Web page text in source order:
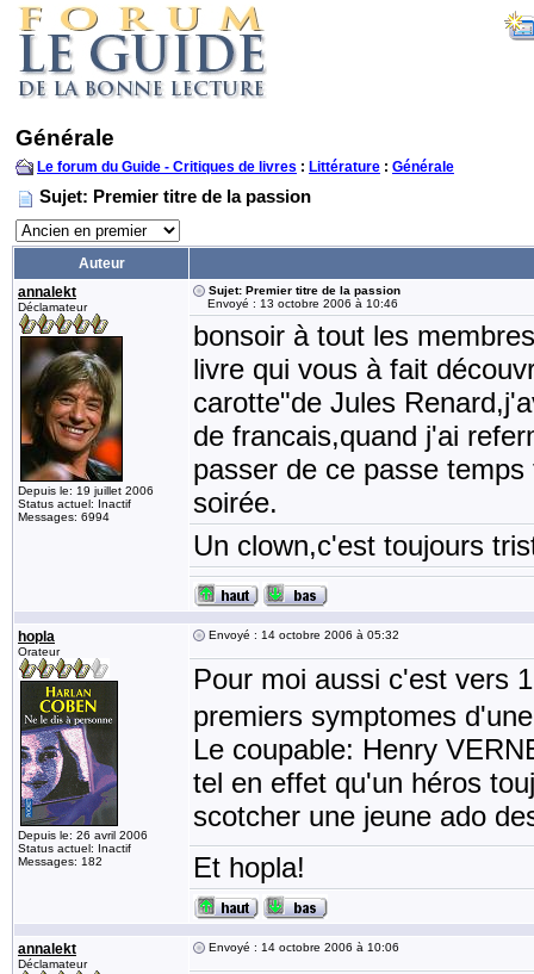
Générale
Le forum du Guide - Critiques de livres : Littérature : Générale
Sujet: Premier titre de la passion
Auteur
annalekt
Déclamateur
Depuis le: 19 juillet 2006
Status actuel: Inactif
Messages: 6994
Sujet: Premier titre de la passion
Envoyé : 13 octobre 2006 à 10:46
bonsoir à tout les
livre qui vous à fait
carotte"de Jules
de francais,quand j'ai
passer de ce passe
soirée.
Un clown,c'est toujours
hopla
Orateur
Depuis le: 26 avril 2006
Status actuel: Inactif
Messages: 182
Envoyé : 14 octobre 2006 à 05:32
Pour moi aussi c'est vers
premiers symptomes
Le coupable: Henry
tel en effet qu'un héros
scotcher une jeune ado
Et hopla!
annalekt
Déclamateur
Envoyé : 14 octobre 2006 à 10:06